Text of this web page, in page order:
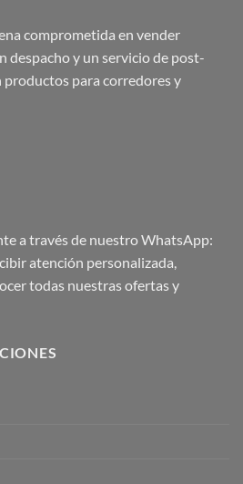
comprometida en vender
despacho y un servicio de post-
productos para corredores y
a través de nuestro WhatsApp:
atención personalizada,
todas nuestras ofertas y